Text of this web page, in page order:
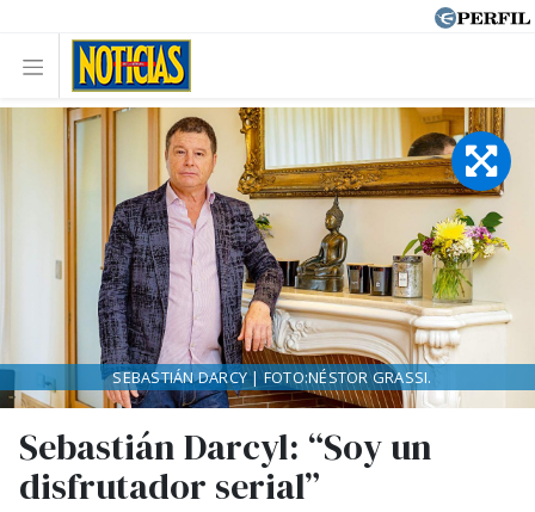
Sebastián Darcyl: “Soy un
disfrutador serial”
SEBASTIÁN DARCY | FOTO:NÉSTOR GRASSI.